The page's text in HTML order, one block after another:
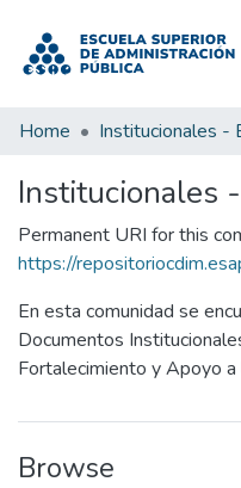
Home Institucionales -
Institucionales
Permanent URI for this
https://
En esta comunidad se
Documentos
Fortalecimiento y Apoyo
Browse